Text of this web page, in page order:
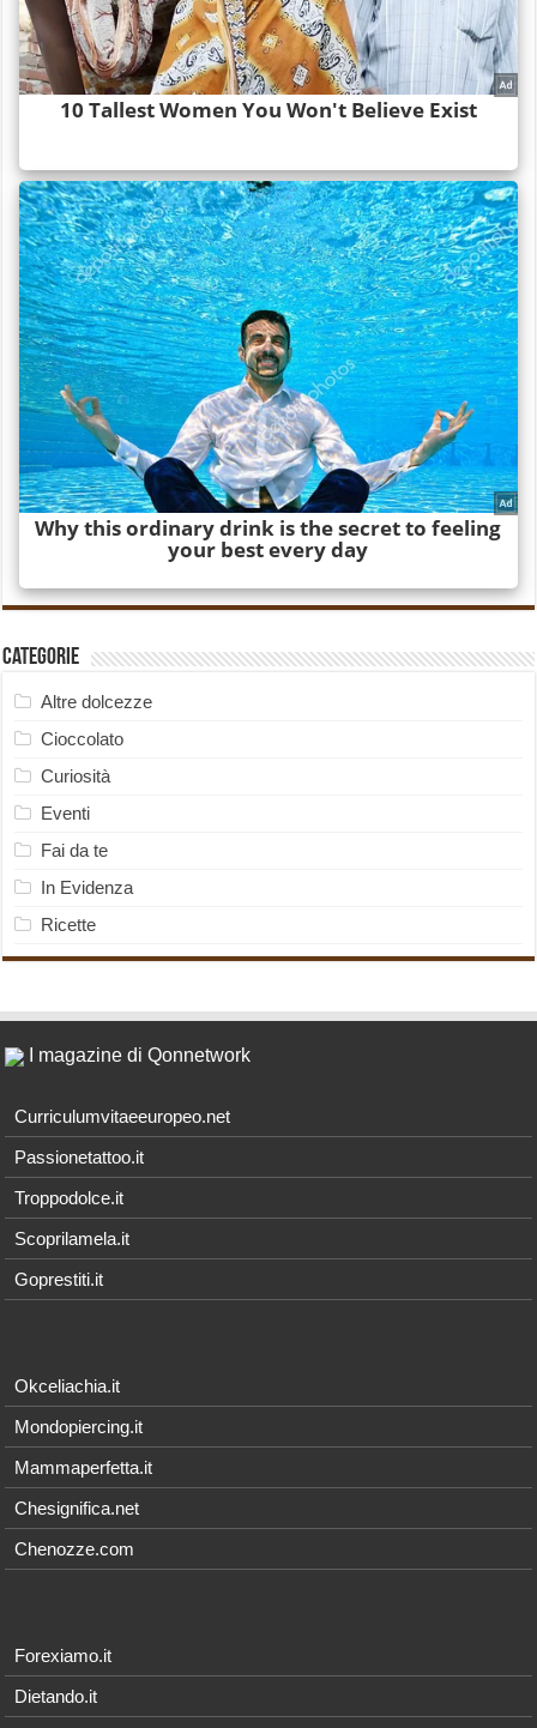
Categorie
Altre dolcezze
Cioccolato
Curiosità
Eventi
Fai da te
In Evidenza
Ricette
I magazine di Qonnetwork
Curriculumvitaeeuropeo.net
Passionetattoo.it
Troppodolce.it
Scoprilamela.it
Goprestiti.it
Okceliachia.it
Mondopiercing.it
Mammaperfetta.it
Chesignifica.net
Chenozze.com
Forexiamo.it
Dietando.it